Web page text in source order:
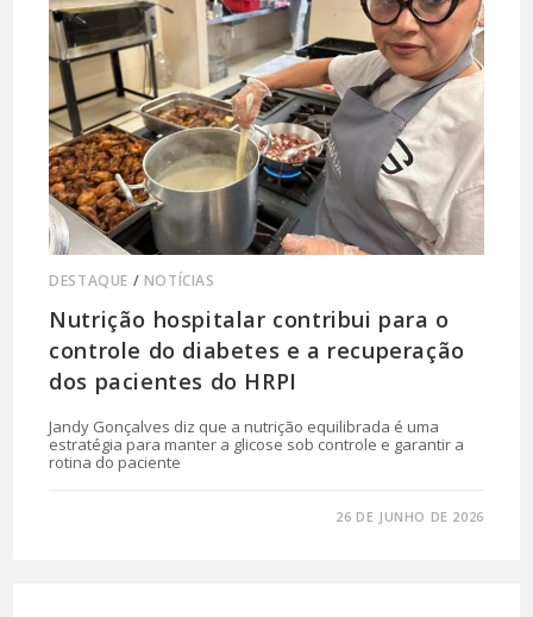
DESTAQUE / NOTÍCIAS
Nutrição hospitalar contribui para o
controle do diabetes e a recuperação
dos pacientes do HRPI
Jandy Gonçalves diz que a nutrição equilibrada é uma
estratégia para manter a glicose sob controle e garantir a
rotina do paciente
26 DE JUNHO DE 2026